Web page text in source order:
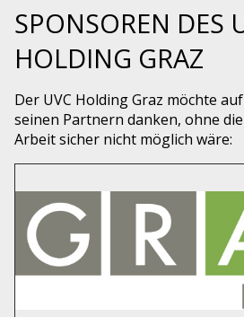
SPONSOREN DES
HOLDING GRAZ
Der UVC Holding Graz möchte
seinen Partnern danken, ohne
Arbeit sicher nicht möglich wäre: